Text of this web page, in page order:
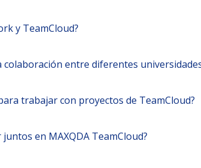
y TeamCloud?
colaboración entre diferentes
trabajar con proyectos de TeamCloud?
en MAXQDA TeamCloud?